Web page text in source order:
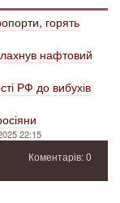
горять
нафтовий
РФ до вибухів
22:15
Коментарів: 0